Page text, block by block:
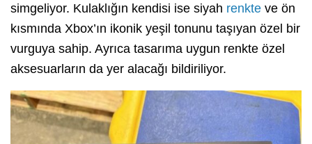
simgeliyor. Kulaklığın kendisi ise siyah renkte ve ön
kısmında Xbox’ın ikonik yeşil tonunu taşıyan özel bir
vurguya sahip. Ayrıca tasarıma uygun renkte özel
aksesuarların da yer alacağı bildiriliyor.